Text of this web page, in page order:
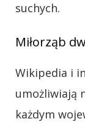
suchych.
Miłorząb
Wikipedia i
umożliwiają
każdym